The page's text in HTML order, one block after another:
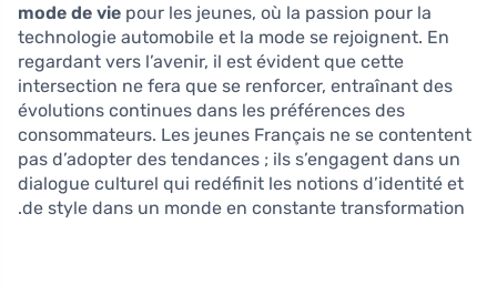
mode de vie pour les jeunes, où la passion pour la
technologie automobile et la mode se rejoignent. En
regardant vers l’avenir, il est évident que cette
intersection ne fera que se renforcer, entraînant des
évolutions continues dans les préférences des
consommateurs. Les jeunes Français ne se contentent
pas d’adopter des tendances ; ils s’engagent dans un
dialogue culturel qui redéfinit les notions d’identité et
de style dans un monde en constante transformation.